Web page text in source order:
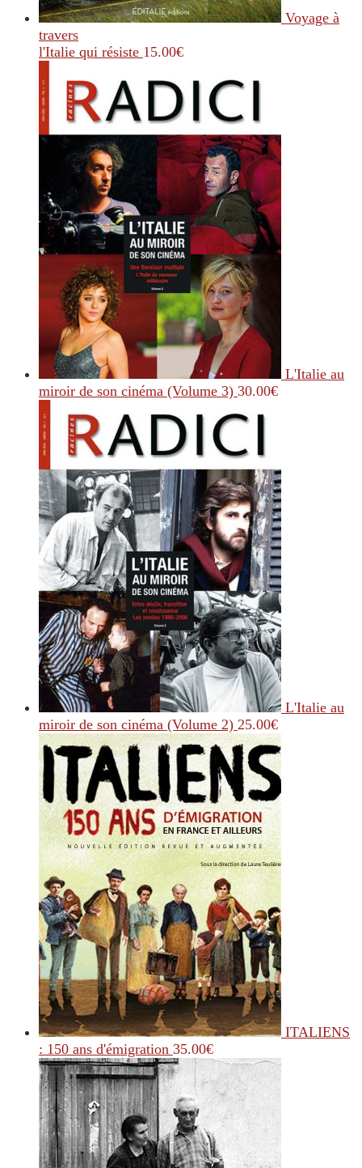
Voyage à
travers
l'Italie qui résiste 15.00€
L'Italie au
miroir de son cinéma (Volume 3) 30.00€
L'Italie au
miroir de son cinéma (Volume 2) 25.00€
ITALIENS
: 150 ans d'émigration 35.00€